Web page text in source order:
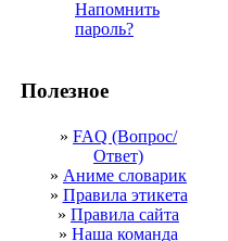
Напомнить
пароль?
Полезное
» FAQ (Вопрос/
Ответ)
» Аниме словарик
» Правила этикета
» Правила сайта
» Наша команда